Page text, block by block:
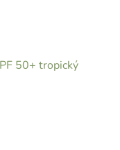
50+ tropický